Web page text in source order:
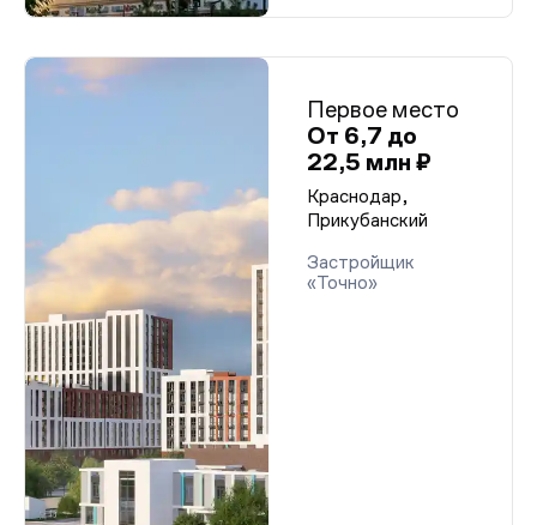
Первое место
От 6,7 до
22,5 млн ₽
Краснодар,
Прикубанский
Застройщик
«Точно»